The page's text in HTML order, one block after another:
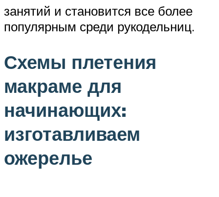
занятий и становится все более
популярным среди рукодельниц.
Схемы плетения
макраме для
начинающих:
изготавливаем
ожерелье